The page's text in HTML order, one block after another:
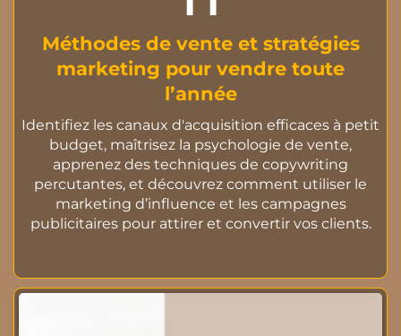
Méthodes de vente et stratégies
marketing pour vendre toute
l’année
Identifiez les canaux d'acquisition efficaces à petit
budget, maîtrisez la psychologie de vente,
apprenez des techniques de copywriting
percutantes, et découvrez comment utiliser le
marketing d’influence et les campagnes
publicitaires pour attirer et convertir vos clients.